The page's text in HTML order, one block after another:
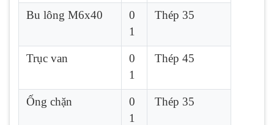
Bu lông M6x40
0
1
Thép 35
Trục van
0
1
Thép 45
Ống chặn
0
1
Thép 35